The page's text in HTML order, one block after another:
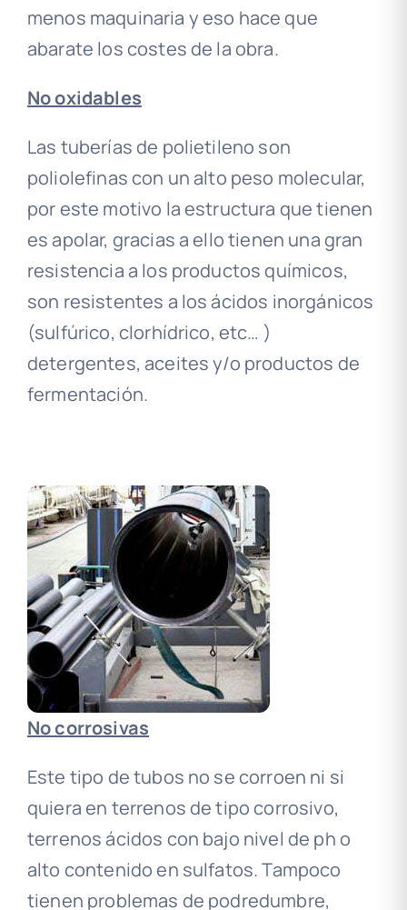
menos maquinaria y eso hace que
abarate los costes de la obra.
No oxidables
Las tuberías de polietileno son
poliolefinas con un alto peso molecular,
por este motivo la estructura que tienen
es apolar, gracias a ello tienen una gran
resistencia a los productos químicos,
son resistentes a los ácidos inorgánicos
(sulfúrico, clorhídrico, etc… )
detergentes, aceites y/o productos de
fermentación.
No corrosivas
Este tipo de tubos no se corroen ni si
quiera en terrenos de tipo corrosivo,
terrenos ácidos con bajo nivel de ph o
alto contenido en sulfatos. Tampoco
tienen problemas de podredumbre,